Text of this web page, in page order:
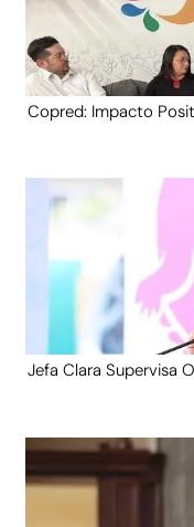
Copred: Impacto
Jefa Clara Supervisa